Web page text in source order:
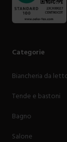
Categorie
Biancheria da
Tende e bastoni
Bagno
Salone